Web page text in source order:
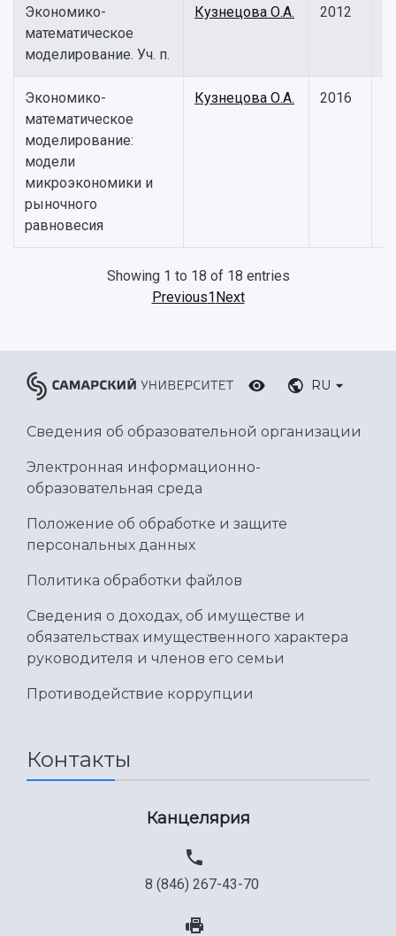
Экономико-
математическое
моделирование. Уч. п.
Кузнецова О.А. 2012
Экономико-
математическое
моделирование:
модели
микроэкономики и
рыночного
равновесия
Кузнецова О.А. 2016
Showing 1 to 18 of 18 entries
Previous1Next
RU
Сведения об образовательной организации
Электронная информационно-
образовательная среда
Положение об обработке и защите
персональных данных
Политика обработки файлов
Сведения о доходах, об имуществе и
обязательствах имущественного характера
руководителя и членов его семьи
Противодействие коррупции
Контакты
Канцелярия
8 (846) 267-43-70